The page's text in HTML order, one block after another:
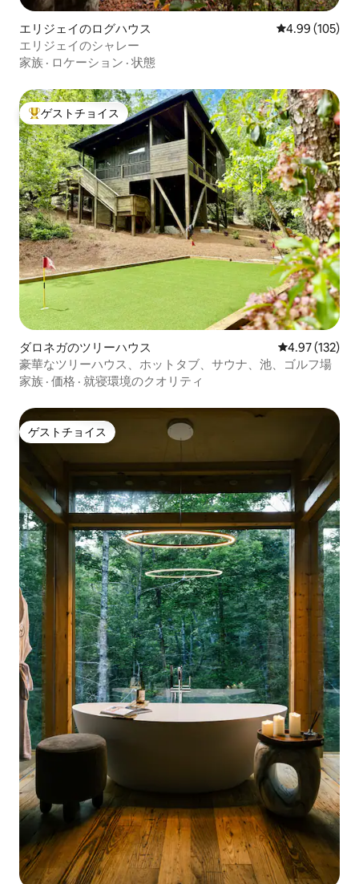
エリジェイのログハウス レビュー105
4.99 (105)
エリジェイのシャレー
家族 · ロケーション · 状態
大好評のゲストチョイスです。
ゲストチョイス
ダロネガのツリーハウス レビュー132
4.97 (132)
豪華なツリーハウス、ホットタブ、サウナ、池、ゴルフ場
家族 · 価格 · 就寝環境のクオリティ
ゲストチョイス
ゲストチョイス